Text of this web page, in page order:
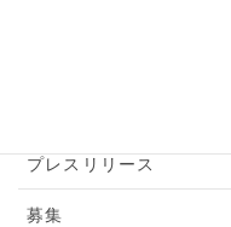
プレスリリース
募集